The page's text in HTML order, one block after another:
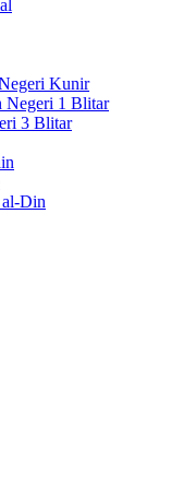
Kunir
Negeri 1 Blitar
3 Blitar
al-Din